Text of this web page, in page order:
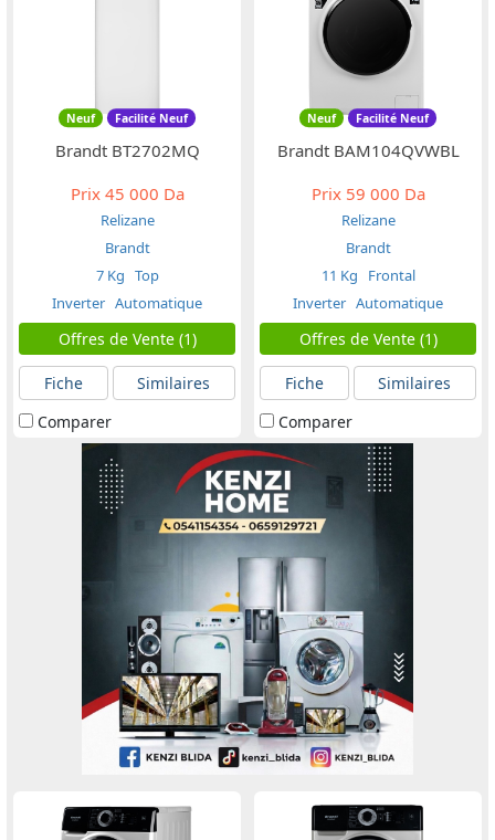
Neuf Facilité Neuf
Brandt BT2702MQ
Prix45 000 Da
Relizane
Brandt
7 Kg Top
Inverter Automatique
Offres de Vente (1)
Fiche
Similaires
Comparer
Neuf Facilité Neuf
Brandt BAM104QVWBL
Prix59 000 Da
Relizane
Brandt
11 Kg
Frontal
Inverter Automatique
Offres de Vente (1)
Fiche
Similaires
Comparer